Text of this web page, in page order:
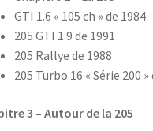
GTI 1.6 « 105 ch » de 1984
205 GTI 1.9 de 1991
205 Rallye de 1988
205 Turbo 16 « Série 200 »
3 – Autour de la 205